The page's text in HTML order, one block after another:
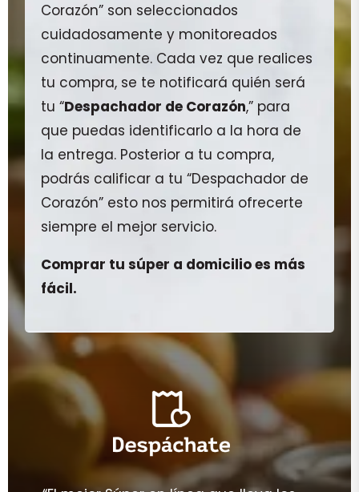
Corazón” son seleccionados
cuidadosamente y monitoreados
continuamente. Cada vez que realices
tu compra, se te notificará quién será
tu “Despachador de Corazón,” para
que puedas identificarlo a la hora de
la entrega. Posterior a tu compra,
podrás calificar a tu “Despachador de
Corazón” esto nos permitirá ofrecerte
siempre el mejor servicio.
Comprar tu súper a domicilio es más
fácil.